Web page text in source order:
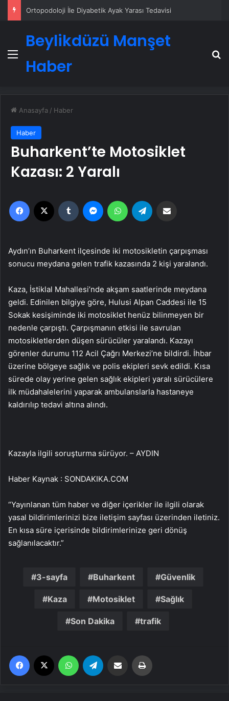
Ortopodoloji İle Diyabetik Ayak Yarası Tedavisi
Menü
Beylikdüzü Manşet
Haber
Anasayfa / Haber
Haber
Buharkent’te Motosiklet
Kazası: 2 Yaralı
Facebook Tumblr MessengerWhatsApp
Aydın’ın Buharkent ilçesinde iki motosikletin çarpışması
sonucu meydana gelen trafik kazasında 2 kişi yaralandı.
Kaza, İstiklal Mahallesi’nde akşam saatlerinde meydana
geldi. Edinilen bilgiye göre, Hulusi Alpan Caddesi ile 15
Sokak kesişiminde iki motosiklet henüz bilinmeyen bir
nedenle çarpıştı. Çarpışmanın etkisi ile savrulan
motosikletlerden düşen sürücüler yaralandı. Kazayı
görenler durumu 112 Acil Çağrı Merkezi’ne bildirdi. İhbar
üzerine bölgeye sağlık ve polis ekipleri sevk edildi. Kısa
sürede olay yerine gelen sağlık ekipleri yaralı sürücülere
ilk müdahalelerini yaparak ambulanslarla hastaneye
kaldırılıp tedavi altına alındı.
Kazayla ilgili soruşturma sürüyor. – AYDIN
Haber Kaynak : SONDAKIKA.COM
“Yayınlanan tüm haber ve diğer içerikler ile ilgili olarak
yasal bildirimlerinizi bize iletişim sayfası üzerinden iletiniz.
En kısa süre içerisinde bildirimlerinize geri dönüş
sağlanılacaktır.”
3-sayfa Buharkent Güvenlik
Kaza Motosiklet Sağlık
Son Dakika trafik
Facebook WhatsApp Email'den paylaş